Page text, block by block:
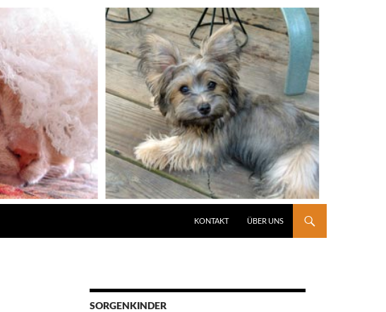
KONTAKT ÜBER UNS
SORGENKINDER